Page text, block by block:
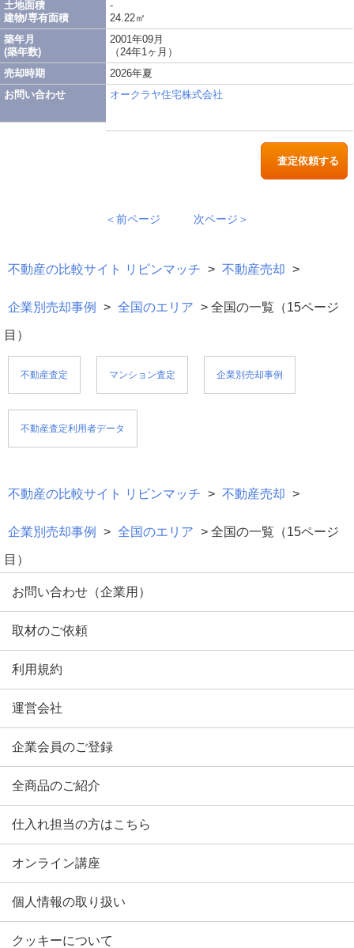
土地面積
建物/専有面積
築年月
(築年数)
売却時期
お問い合わせ
-
24.22㎡
2001年09月
（24年1ヶ月）
2026年夏
オークラヤ住宅株式会社
査定依頼する
＜前ページ 次ページ＞
不動産の比較サイト リビンマッチ > 不動産売却 >
企業別売却事例 > 全国のエリア > 全国の一覧（15ページ
目）
不動産査定 マンション査定 企業別売却事例
不動産査定利用者データ
不動産の比較サイト リビンマッチ > 不動産売却 >
企業別売却事例 > 全国のエリア > 全国の一覧（15ページ
目）
お問い合わせ（企業用）
取材のご依頼
利用規約
運営会社
企業会員のご登録
全商品のご紹介
仕入れ担当の方はこちら
オンライン講座
個人情報の取り扱い
クッキーについて